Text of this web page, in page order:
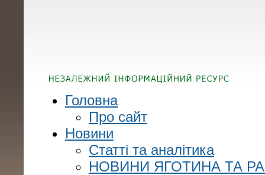
Головна
Про сайт
Новини
Статті та аналітика
НОВИНИ ЯГОТИНА ТА